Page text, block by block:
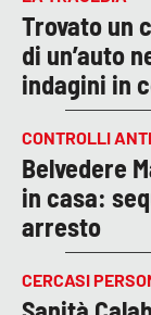
Trovato un
di un’auto
indagini in
CONTROLLI
Belvedere
in casa:
arresto
CERCASI